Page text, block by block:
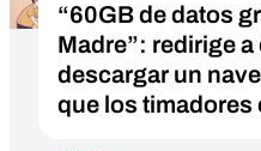
“60GB de datos
Madre”: redirige
descargar un
que los timadores